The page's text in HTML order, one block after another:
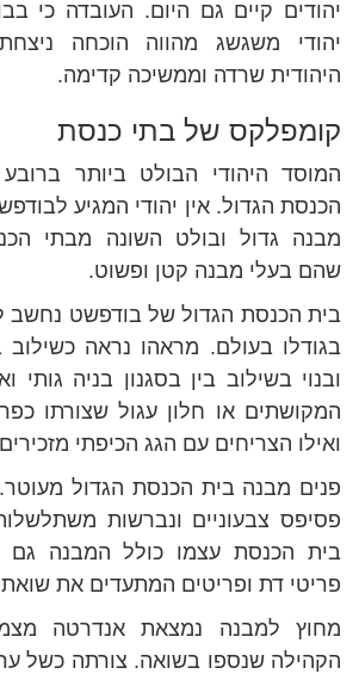
יהודים קיים גם היום. העובדה כי
יהודי משגשג מהווה הוכחה
היהודית שרדה וממשיכה קדימה.
קומפלקס של בתי כנסת
המוסד היהודי הבולט ביותר
הכנסת הגדול. אין יהודי המגיע
מבנה גדול ובולט השונה מבתי
שהם בעלי מבנה קטן ופשוט.
בית הכנסת הגדול של בודפשט נחשב
בגודלו בעולם. מראהו נראה כשילוב
ובנוי בשילוב בין בסגנון בניה גותי
המקושתים או חלון עגול שצורתו
ואילו הצריחים עם הגג הכיפתי
פנים מבנה בית הכנסת הגדול
פסיפס צבעוניים ונברשות
בית הכנסת עצמו כולל המבנה גם
פריטי דת ופריטים המתעדים את שואת
מחוץ למבנה נמצאת אנדרטה
הקהילה שנספו בשואה. צורתה כשל